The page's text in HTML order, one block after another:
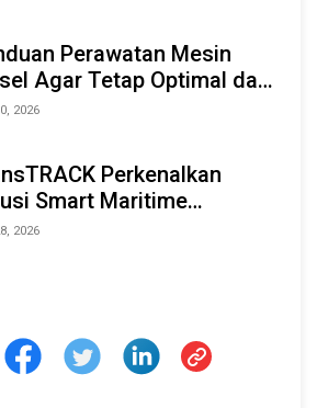
Perawatan Mesin
Agar Tetap Optimal dan
Lama
2026
Perkenalkan
Smart Maritime
Berbasis AI dan IoT
2026